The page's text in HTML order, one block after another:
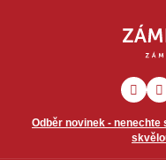
Odběr novinek -